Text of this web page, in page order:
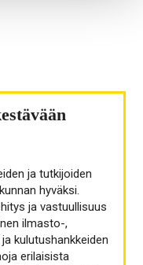
ja tutkijoiden
hyväksi.
ja vastuullisuus
ilmasto-,
kulutushankkeiden
erilaisista